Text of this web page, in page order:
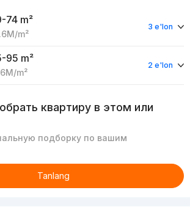
74 m²
/m²
3 e'lon
95 m²
/m²
2 e'lon
квартиру в этом или
подборку по вашим
Tanlang